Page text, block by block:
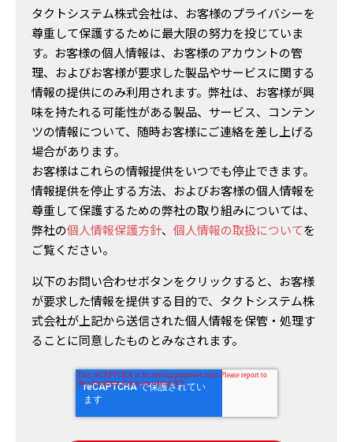
1.当社の個人情報保護管理者
タクトシステム株式会社 個人情報保護管理者 大
熊 努
〒169-0051 東京都新宿区西早稲田 3-27-1
電話：03-3200-0490（代） FAX：03-6821-4120
2.個人情報の利用目的
当社は、当社の業務等に関するお問合せに際して、
その対応に必要な個人情報（会社名、氏名、住所、
電話番号、メールアドレス等）をお預かりします。
お預かりした個人情報は、下記の目的にのみ利用し
ます。
1.折り返しご連絡するため
3.メールマガジン配信のため
3.個人情報の第三者への提供
当社は、お客様本人の同意を得た場合又は、法令に
した個人情報を第三者に提供はいたしません。
タクトシステム株式会社は、お客様のプライバシーを
尊重して保護するために最大限の努力を投じていま
す。お客様の個人情報は、お客様のアカウントの管
理、およびお客様が要求した製品やサービスに関する
情報の提供にのみ利用されます。弊社は、お客様が興
味を持たれる可能性がある製品、サービス、コンテン
ツの情報について、随時お客様にご連絡を差し上げる
場合があります。
お客様はこれらの情報提供をいつでも停止できます。
情報提供を停止する方法、およびお客様の個人情報を
尊重して保護するための弊社の取り組みについては、
弊社の個人情報保護方針、 個人情報の取扱についてを
ご覧ください。
以下のお問い合わせボタンをクリックすると、お客様
が要求した情報を提供する目的で、タクトシステム株
式会社が上記から送信された個人情報を保管・処理す
ることに同意したものとみなされます。